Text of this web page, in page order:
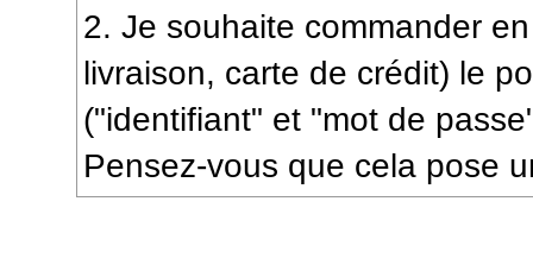
2. Je souhaite commander
livraison, carte de crédit) le
("identifiant" et "mot de
Pensez-vous que cela pose